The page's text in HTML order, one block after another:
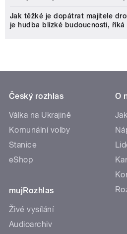
Jak těžké je dopátrat majitele
je hudba blízké budoucnosti, říká
Český rozhlas
Válka na Ukrajině
Komunální volby
Stanice
eShop
mujRozhlas
Živé vysílání
Audioarchiv
O